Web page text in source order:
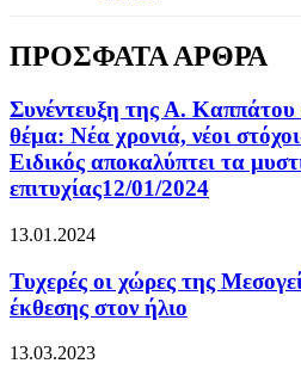
ΠΡΟΣΦΑΤΑ ΑΡΘΡΑ
Συνέντευξη της Α.
θέμα: Νέα χρονιά, νέοι
Ειδικός αποκαλύπτει τα
επιτυχίας12/01/2024
13.01.2024
Τυχερές οι χώρες της
έκθεσης στον ήλιο
13.03.2023